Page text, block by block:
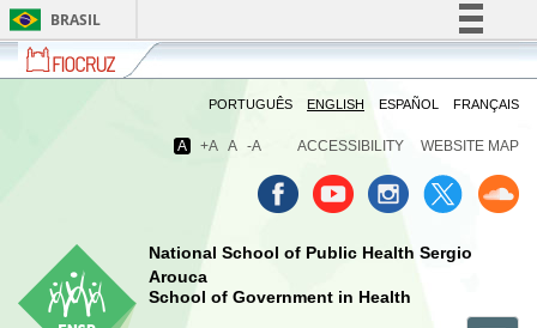
BRASIL
Simplifique!
Comunica BR
Legislação
Fiocruz
Fale
com
PORTUGUÊS ENGLISH ESPAÑOL FRANÇAIS
A +A A -A ACCESSIBILITY WEBSITE MAP
National School of Public Health Sergio
Arouca
School of Government in Health